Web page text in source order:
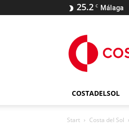
25.2 C Málaga
COSTADELSOL
Start Costa del Sol